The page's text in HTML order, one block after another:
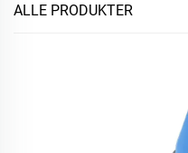
ALLE PRODUKTER